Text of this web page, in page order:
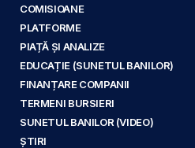
COMISIOANE
PLATFORME
PIAȚĂ ȘI ANALIZE
EDUCAȚIE (SUNETUL BANILOR)
FINANȚARE COMPANII
TERMENI BURSIERI
SUNETUL BANILOR (VIDEO)
ȘTIRI